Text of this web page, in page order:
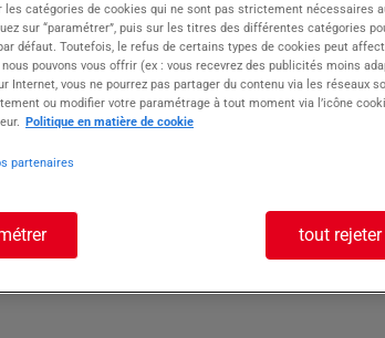
: CARISTE H/F
vos missions principales seront :-
les catégories de cookies qui ne sont pas strictement nécessaires
sur “paramétrer”, puis sur les titres des différentes catégories
défaut. Toutefois, le refus de certains types de cookies peut
pouvons vous offrir (ex : vous recevrez des publicités moins
Internet, vous ne pourrez pas partager du contenu via les réseaux
ou modifier votre paramétrage à tout moment via l’icône
Politique en matière de cookie
partenaires
tout rejeter